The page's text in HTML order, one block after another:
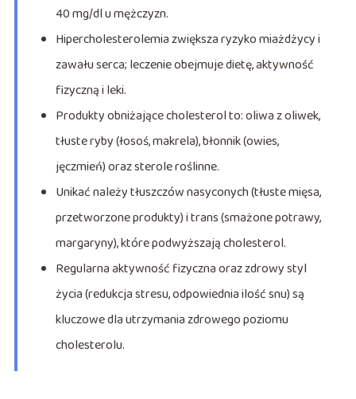
40 mg/dl u mężczyzn.
Hipercholesterolemia zwiększa ryzyko miażdżycy i
zawału serca; leczenie obejmuje dietę, aktywność
fizyczną i leki.
Produkty obniżające cholesterol to: oliwa z oliwek,
tłuste ryby (łosoś, makrela), błonnik (owies,
jęczmień) oraz sterole roślinne.
Unikać należy tłuszczów nasyconych (tłuste mięsa,
przetworzone produkty) i trans (smażone potrawy,
margaryny), które podwyższają cholesterol.
Regularna aktywność fizyczna oraz zdrowy styl
życia (redukcja stresu, odpowiednia ilość snu) są
kluczowe dla utrzymania zdrowego poziomu
cholesterolu.